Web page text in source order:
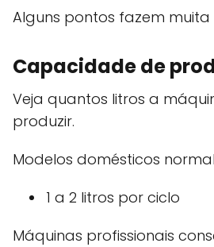
Alguns pontos fazem muita
Capacidade de
Veja quantos litros a
produzir.
Modelos domésticos
1 a 2 litros por ciclo
Máquinas profissionais